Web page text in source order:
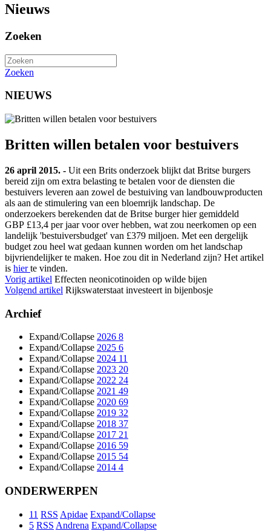
Nieuws
Zoeken
Zoeken
NIEUWS
Britten willen betalen voor bestuivers
26 april 2015. - Uit een Brits onderzoek blijkt dat Britse burgers
bereid zijn om extra belasting te betalen voor de diensten die
bestuivers leveren aan zowel de bestuiving van landbouwproducten
als aan de stimulering van een bloemrijk landschap. De
onderzoekers berekenden dat de Britse burger hier gemiddeld
GBP £13,4 per jaar voor over hebben, wat zou neerkomen op een
landelijk 'bestuiversbudget' van £379 miljoen. Met een dergelijk
budget zou heel wat gedaan kunnen worden om het landschap
bijvriendelijker te maken. Hoe zou dit in Nederland zijn? Het artikel
is hierte vinden.
Vorig artikel Effecten neonicotinoiden op wilde bijen
Volgend artikel Rijkswaterstaat investeert in bijenbosje
Archief
Expand/Collapse 2026 8
Expand/Collapse 2025 6
Expand/Collapse 2024 11
Expand/Collapse 2023 20
Expand/Collapse 2022 24
Expand/Collapse 2021 49
Expand/Collapse 2020 69
Expand/Collapse 2019 32
Expand/Collapse 2018 37
Expand/Collapse 2017 21
Expand/Collapse 2016 59
Expand/Collapse 2015 54
Expand/Collapse 2014 4
ONDERWERPEN
11 RSS Apidae Expand/Collapse
5 RSS Andrena Expand/Collapse